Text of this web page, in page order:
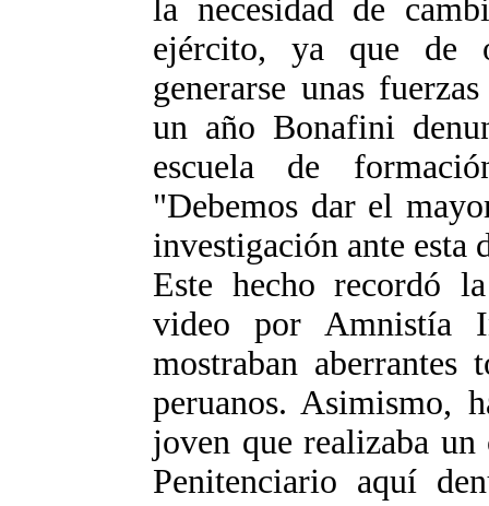
la necesidad de
ejército, ya que de
generarse unas
un año Bonafini
escuela de
"Debemos dar el
investigación ante esta
Este hecho recordó
video por Amnistía
mostraban aberrantes
peruanos. Asimismo,
joven que realizaba
Penitenciario aquí